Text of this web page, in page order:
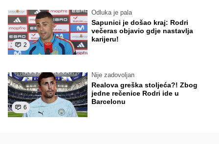
2
Odluka je pala
Sapunici je došao kraj: Rodri
večeras objavio gdje nastavlja
karijeru!
6
Nije zadovoljan
Realova greška stoljeća?! Zbog
jedne rečenice Rodri ide u
Barcelonu